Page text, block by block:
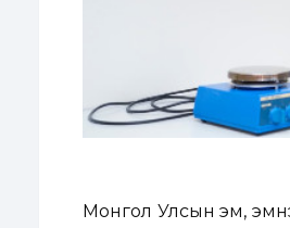
Монгол Улсын эм,